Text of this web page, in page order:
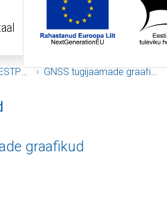
GNSS tugijaamade graafikud
graafikud